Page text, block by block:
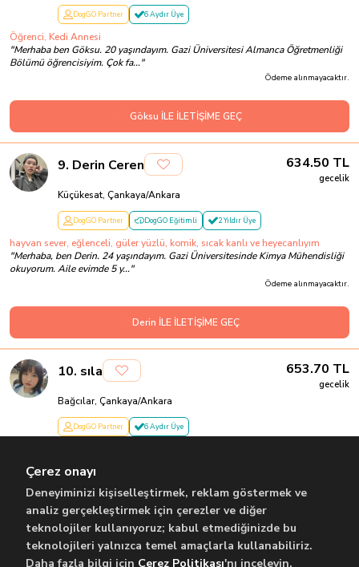
DogGO Partner 6 Aydır Üye
Öğrenci, Kedi Annesi
"Merhaba ben Göksu. 20 yaşındayım. Gazi Üniversitesi Almanca Öğretmenliği
Bölümü öğrencisiyim. Çok fa..."
Ödeme alınmayacaktır.
Göksu İLE İLETİŞİME GEÇ
9. Derin Ceren 634.50 TL
gecelik
Küçükesat, Çankaya/Ankara
DogGO Partner DogGO Eğitimli 2 Yıldır Üye
hayvan sever, eğlenceli, güler yüzlü, komik, sıcak kanlı ve heyecanlıyım
"Merhaba, ben Derin. 24 yaşındayım. Gazi Üniversitesinde Kimya Mühendisliği
okuyorum. Aile evimde 5 y..."
Ödeme alınmayacaktır.
Derin İLE İLETİŞİME GEÇ
10. sıla 653.70 TL
gecelik
Bağcılar, Çankaya/Ankara
DogGO Partner 6 Aydır Üye
ve kedi baktım her ikis...
Son Aktiflik: 10 Temmuz Ödeme alınmayacaktır.
sıla İLE İLETİŞİME GEÇ
Çerez onayı
Deneyiminizi kişiselleştirmek, reklam göstermek ve
analiz gerçekleştirmek için çerezler ve diğer
teknolojiler kullanıyoruz; kabul etmediğinizde bu
teknolojileri yalnızca temel amaçlarla kullanabiliriz.
Daha fazla bilgi için Çerez Politikası'nı inceleyin.